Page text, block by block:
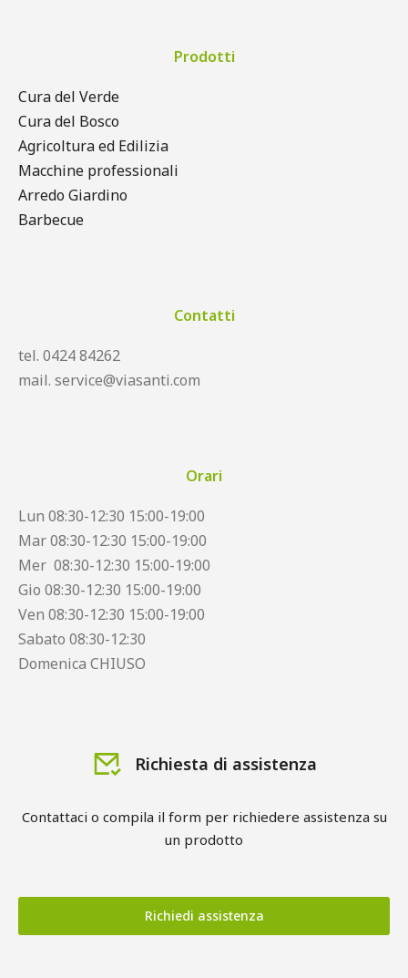
Prodotti
Cura del Verde
Cura del Bosco
Agricoltura ed Edilizia
Macchine professionali
Arredo Giardino
Barbecue
Contatti
tel. 0424 84262
mail. service@viasanti.com
Orari
Lun 08:30-12:30 15:00-19:00
Mar 08:30-12:30 15:00-19:00
Mer 08:30-12:30 15:00-19:00
Gio 08:30-12:30 15:00-19:00
Ven 08:30-12:30 15:00-19:00
Sabato 08:30-12:30
Domenica CHIUSO
Richiesta di assistenza
Contattaci o compila il form per richiedere assistenza su
un prodotto
Richiedi assistenza